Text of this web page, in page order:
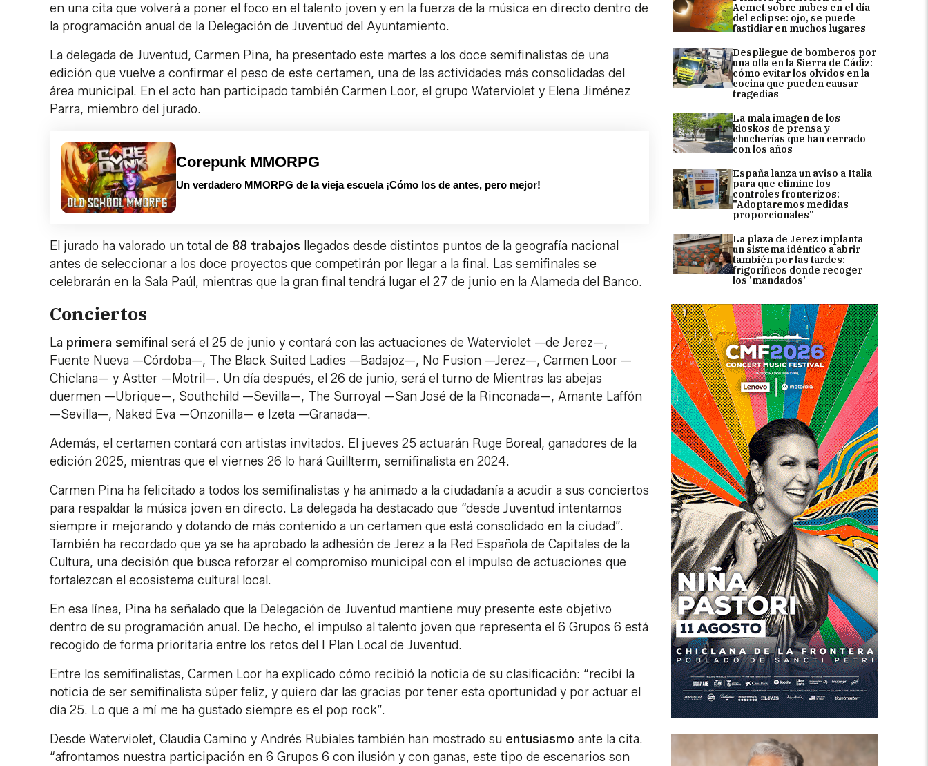
Aemet sobre nubes en el día
del eclipse: ojo, se puede
fastidiar en muchos lugares
Despliegue de bomberos por
una olla en la Sierra de Cádiz:
cómo evitar los olvidos en la
cocina que pueden causar
tragedias
La mala imagen de los
kioskos de prensa y
chucherías que han cerrado
con los años
España lanza un aviso a Italia
para que elimine los
controles fronterizos:
"Adoptaremos medidas
proporcionales"
La plaza de Jerez implanta
un sistema idéntico a abrir
también por las tardes:
frigoríficos donde recoger
los 'mandados'
en una cita que volverá a poner el foco en el talento joven y en la fuerza de la música en directo dentro de
la programación anual de la Delegación de Juventud del Ayuntamiento.
La delegada de Juventud, Carmen Pina, ha presentado este martes a los doce semifinalistas de una
edición que vuelve a confirmar el peso de este certamen, una de las actividades más consolidadas del
área municipal. En el acto han participado también Carmen Loor, el grupo Waterviolet y Elena Jiménez
Parra, miembro del jurado.
Corepunk MMORPG
Un verdadero MMORPG de la vieja escuela ¡Cómo los de antes, pero mejor!
El jurado ha valorado un total de 88 trabajos
llegados desde distintos puntos de la geografía nacional
antes de seleccionar a los doce proyectos que competirán por llegar a la final. Las semifinales se
celebrarán en la Sala Paúl, mientras que la gran final tendrá lugar el 27 de junio en la Alameda del Banco.
Conciertos
La primera semifinal será el 25 de junio y contará con las actuaciones de Waterviolet —de Jerez—,
Fuente Nueva —Córdoba—, The Black Suited Ladies —Badajoz—, No Fusion —Jerez—, Carmen Loor —
Chiclana— y Astter —Motril—. Un día después, el 26 de junio, será el turno de Mientras las abejas
duermen —Ubrique—, Southchild —Sevilla—, The Surroyal —San José de la Rinconada—, Amante Laffón
—Sevilla—, Naked Eva —Onzonilla— e Izeta —Granada—.
Además, el certamen contará con artistas invitados. El jueves 25 actuarán Ruge Boreal, ganadores de la
edición 2025, mientras que el viernes 26 lo hará Guillterm, semifinalista en 2024.
Carmen Pina ha felicitado a todos los semifinalistas y ha animado a la ciudadanía a acudir a sus conciertos
para respaldar la música joven en directo. La delegada ha destacado que “desde Juventud intentamos
siempre ir mejorando y dotando de más contenido a un certamen que está consolidado en la ciudad”.
También ha recordado que ya se ha aprobado la adhesión de Jerez a la Red Española de Capitales de la
Cultura, una decisión que busca reforzar el compromiso municipal con el impulso de actuaciones que
fortalezcan el ecosistema cultural local.
En esa línea, Pina ha señalado que la Delegación de Juventud mantiene muy presente este objetivo
dentro de su programación anual. De hecho, el impulso al talento joven que representa el 6 Grupos 6 está
recogido de forma prioritaria entre los retos del I Plan Local de Juventud.
Entre los semifinalistas, Carmen Loor ha explicado cómo recibió la noticia de su clasificación: “recibí la
noticia de ser semifinalista súper feliz, y quiero dar las gracias por tener esta oportunidad y por actuar el
día 25. Lo que a mí me ha gustado siempre es el pop rock”.
Desde Waterviolet, Claudia Camino y Andrés Rubiales también han mostrado su entusiasmo ante la cita.
“afrontamos nuestra participación en 6 Grupos 6 con ilusión y con ganas, este tipo de escenarios son